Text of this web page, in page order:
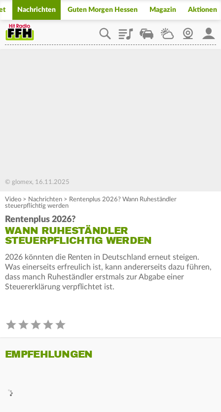
Nachrichten Guten Morgen Hessen Magazin Aktionen
PlaylistStaupilotWetterWebcam
© glomex, 16.11.2025
Video > Nachrichten > Rentenplus 2026? Wann Ruheständler
steuerpflichtig werden
Rentenplus 2026?
WANN RUHESTÄNDLER
STEUERPFLICHTIG WERDEN
2026 könnten die Renten in Deutschland erneut steigen.
Was einerseits erfreulich ist, kann andererseits dazu führen,
dass manch Ruheständler erstmals zur Abgabe einer
Steuererklärung verpflichtet ist.
EMPFEHLUNGEN